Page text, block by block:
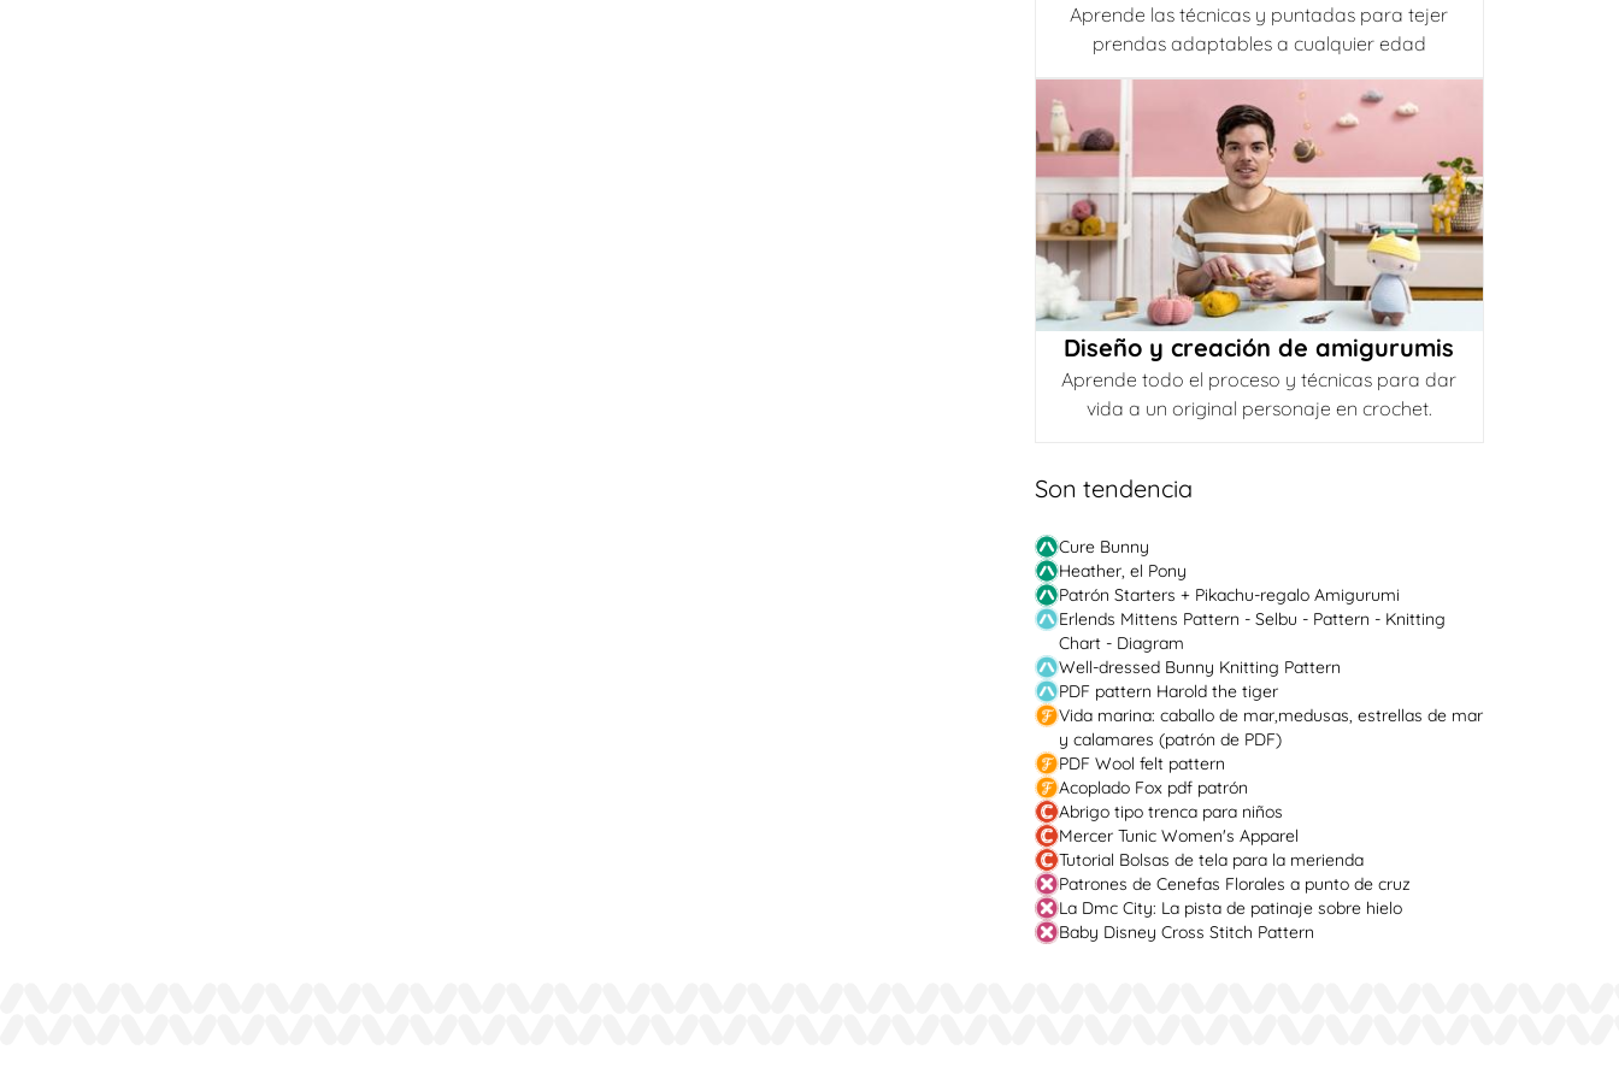
Aprende las técnicas y puntadas para tejer
prendas adaptables a cualquier edad
Diseño y creación de amigurumis
Aprende todo el proceso y técnicas para dar
vida a un original personaje en crochet.
Son tendencia
Cure Bunny
Heather, el Pony
Patrón Starters + Pikachu-regalo Amigurumi
Erlends Mittens Pattern - Selbu - Pattern - Knitting
Chart - Diagram
Well-dressed Bunny Knitting Pattern
PDF pattern Harold the tiger
Vida marina: caballo de mar,medusas, estrellas de mar
y calamares (patrón de PDF)
PDF Wool felt pattern
Acoplado Fox pdf patrón
Abrigo tipo trenca para niños
Mercer Tunic Women's Apparel
Tutorial Bolsas de tela para la merienda
Patrones de Cenefas Florales a punto de cruz
La Dmc City: La pista de patinaje sobre hielo
Baby Disney Cross Stitch Pattern